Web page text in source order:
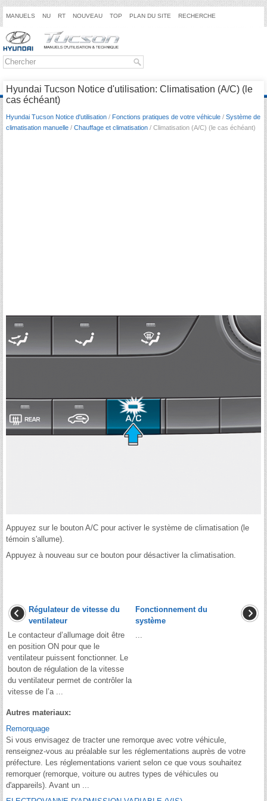
MANUELS NU RT NOUVEAU TOP PLAN DU SITE RECHERCHE
Hyundai Tucson Notice d'utilisation: Climatisation (A/C) (le
cas échéant)
Hyundai Tucson Notice d'utilisation / Fonctions pratiques de votre véhicule / Système de
climatisation manuelle / Chauffage et climatisation / Climatisation (A/C) (le cas échéant)
Appuyez sur le bouton A/C pour activer le système de climatisation (le
témoin s'allume).
Appuyez à nouveau sur ce bouton pour désactiver la climatisation.
Régulateur de vitesse du
ventilateur
Le contacteur d’allumage doit être
en position ON pour que le
ventilateur puissent fonctionner. Le
bouton de régulation de la vitesse
du ventilateur permet de contrôler la
vitesse de l’a ...
Fonctionnement du
système
...
Autres materiaux:
Remorquage
Si vous envisagez de tracter une remorque avec votre véhicule,
renseignez-vous au préalable sur les réglementations auprès de votre
préfecture. Les réglementations varient selon ce que vous souhaitez
remorquer (remorque, voiture ou autres types de véhicules ou
d'appareils). Avant un ...